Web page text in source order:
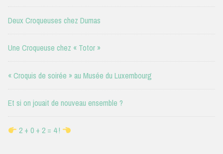
Deux Croqueuses chez Dumas
Une Croqueuse chez « Totor »
« Croquis de soirée » au Musée du Luxembourg
Et si on jouait de nouveau ensemble ?
2 + 0 + 2 = 4 !